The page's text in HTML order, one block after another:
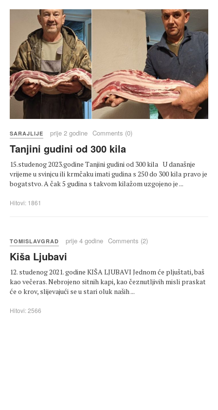
SARAJLIJE prije 2 godine Comments (0)
Tanjini gudini od 300 kila
15.studenog 2023.godine Tanjini gudini od 300 kila U današnje
vrijeme u svinjcu ili krmčaku imati gudina s 250 do 300 kila pravo je
bogatstvo. A čak 5 gudina s takvom kilažom uzgojeno je ...
Hitovi: 1861
TOMISLAVGRAD prije 4 godine Comments (2)
Kiša Ljubavi
12. studenog 2021. godine KIŠA LJUBAVI Jednom će pljuštati, baš
kao večeras. Nebrojeno sitnih kapi, kao čeznutljivih misli praskat
će o krov, slijevajući se u stari oluk naših ...
Hitovi: 2566